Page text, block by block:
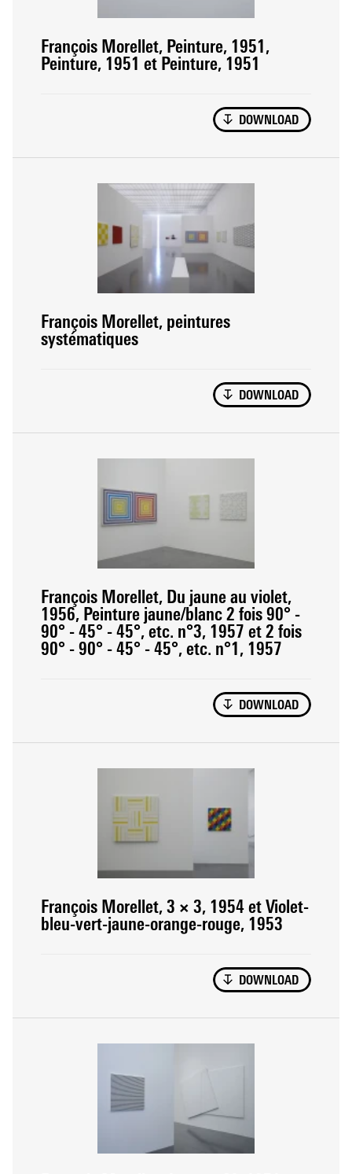
François Morellet, Peinture, 1951,
Peinture, 1951 et Peinture, 1951
DOWNLOAD
François Morellet, peintures
systématiques
DOWNLOAD
François Morellet, Du jaune au violet,
1956, Peinture jaune/blanc 2 fois 90° -
90° - 45° - 45°, etc. n°3, 1957 et 2 fois
90° - 90° - 45° - 45°, etc. n°1, 1957
DOWNLOAD
François Morellet, 3 × 3, 1954 et Violet-
bleu-vert-jaune-orange-rouge, 1953
DOWNLOAD